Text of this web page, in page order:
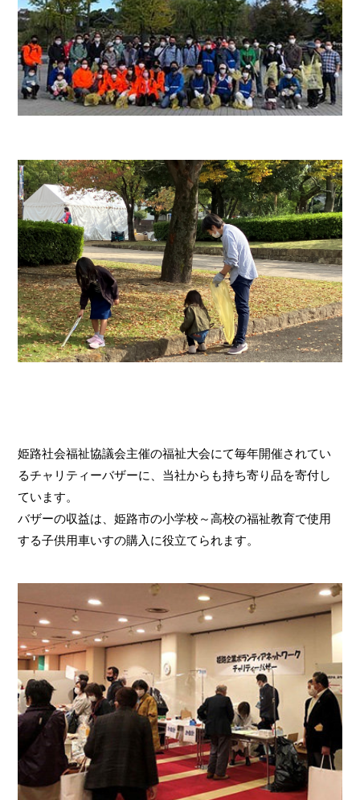
姫路社会福祉協議会主催の福祉大会にて毎年開催されてい
るチャリティーバザーに、当社からも持ち寄り品を寄付し
ています。
バザーの収益は、姫路市の小学校～高校の福祉教育で使用
する子供用車いすの購入に役立てられます。